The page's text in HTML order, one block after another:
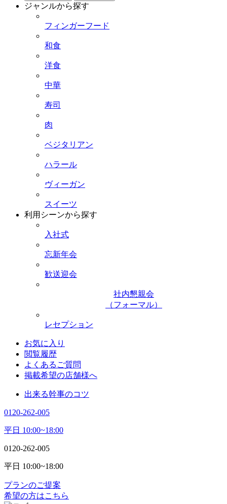
ジャンルから探す
フィンガーフード
和食
洋食
中華
寿司
肉
ベジタリアン
ハラール
ヴィーガン
スイーツ
利用シーンから探す
入社式
忘新年会
歓送迎会
社内懇親会
（フォーマル）
レセプション
お気に入り
閲覧履歴
よくあるご質問
掲載希望の店舗様へ
出来る幹事のコツ
0120-262-005
平日 10:00~18:00
0120-262-005
平日 10:00~18:00
プランのご提案
希望の方はこちら